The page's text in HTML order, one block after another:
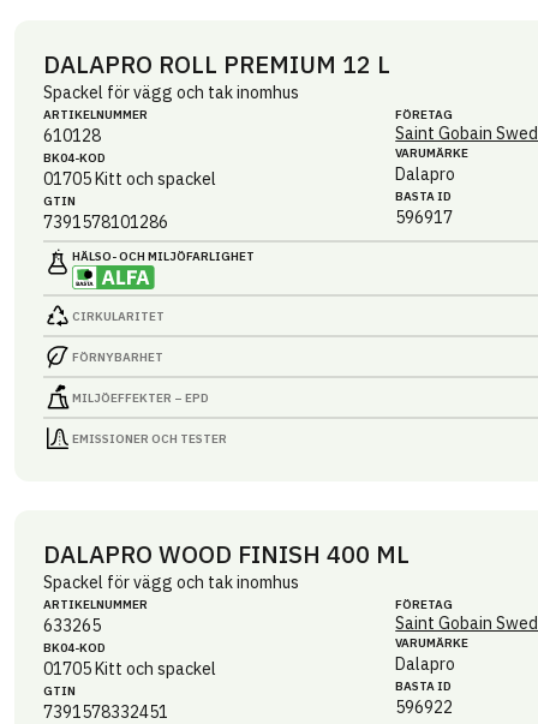
DALAPRO ROLL PREMIUM 12 L
Spackel för vägg och tak inomhus
ARTIKEL­NUMMER
610128
BK04-KOD
01705Kitt och spackel
GTIN
7391578101286
FÖRETAG
Saint Gobain
VARUMÄRKE
Dalapro
BASTA ID
596917
HÄLSO- OCH MILJÖ­FARLIGHET
CIRKULARITET
FÖRNYBARHET
MILJÖEFFEKTER – EPD
EMISSIONER OCH TESTER
DALAPRO WOOD FINISH 400 ML
Spackel för vägg och tak inomhus
ARTIKEL­NUMMER
633265
BK04-KOD
01705Kitt och spackel
GTIN
7391578332451
FÖRETAG
Saint Gobain
VARUMÄRKE
Dalapro
BASTA ID
596922